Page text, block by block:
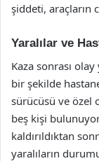
şiddeti, araçların
Yaralılar ve
Kaza sonrası
bir şekilde
sürücüsü ve özel
beş kişi
kaldırıldıktan
yaralıların